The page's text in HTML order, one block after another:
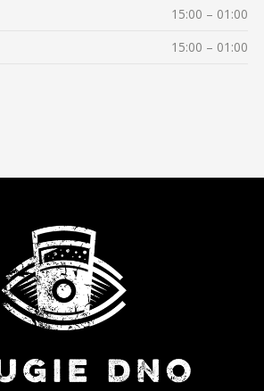
15:00 – 01:00
15:00 – 01:00